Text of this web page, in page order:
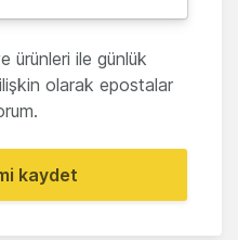
ürünleri ile günlük
olarak epostalar
kaydet